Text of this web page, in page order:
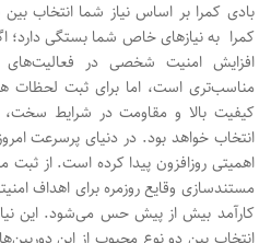
بادی کمرا بر اساس نیاز شما انتخاب
کمرا به نیازهای خاص شما بستگی
افزایش امنیت شخصی در فعالیت‌های
مناسب‌تری است، اما برای ثبت لحظات
کیفیت بالا و مقاومت در شرایط سخت،
انتخاب خواهد بود. در دنیای پرسرعت
اهمیتی روزافزون پیدا کرده است. از ثبت
مستندسازی وقایع روزمره برای اهداف
کارآمد بیش از پیش حس می‌شود. این